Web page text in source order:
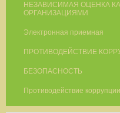
НЕЗАВИСИМАЯ ОЦЕНКА
ОРГАНИЗАЦИЯМИ
Электронная приемная
ПРОТИВОДЕЙСТВИЕ
БЕЗОПАСНОСТЬ
Противодействие коррупции